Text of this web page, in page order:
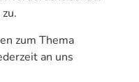
zum Thema
an uns